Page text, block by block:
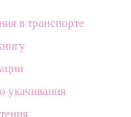
в транспорте
укачивания